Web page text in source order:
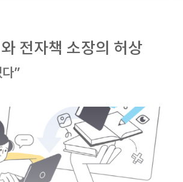
전자책 소장의 허상
”